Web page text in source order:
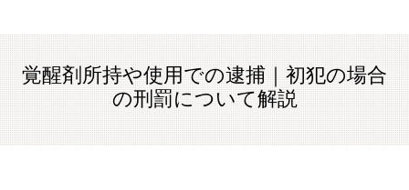
覚醒剤所持や使用での逮捕｜初犯の場合
の刑罰について解説